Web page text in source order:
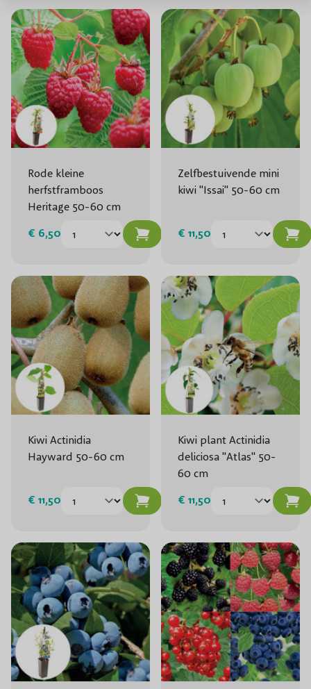
Rode kleine
herfstframboos
Heritage 50-60 cm
€ 6,50
Zelfbestuivende mini
kiwi "Issai" 50-60 cm
€ 11,50
Kiwi Actinidia
Hayward 50-60 cm
€ 11,50
Kiwi plant Actinidia
deliciosa "Atlas" 50-
60 cm
€ 11,50